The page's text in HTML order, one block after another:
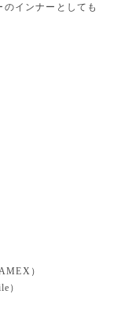
インナーとしても
）
）